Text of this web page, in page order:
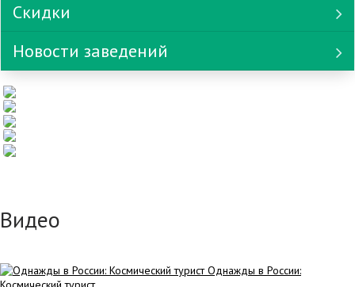
Скидки
Новости заведений
Видео
Однажды в России: